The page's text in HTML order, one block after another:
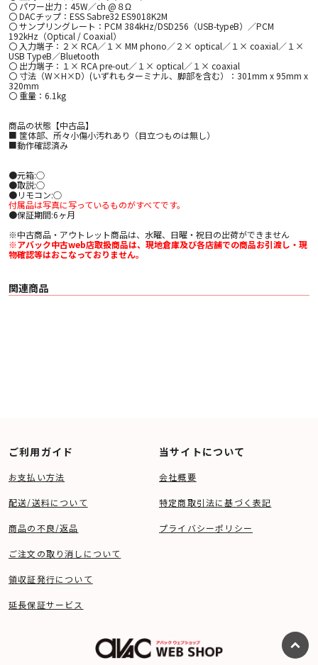
〇 パワー出力：45W／ch @８Ω
〇 DACチップ：ESS Sabre32 ES9018K2M
〇 サンプリングレート：PCM 384kHz/DSD256（USB-typeB）／PCM
192kHz（Optical / Coaxial）
〇 入力端子：２× RCA／１× MM phono／２× optical／１× coaxial／１×
USB TypeB／Bluetooth
〇 出力端子：１× RCA pre-out／１× optical／１× coaxial
〇 寸法（W×H×D）(いずれもターミナル、脚部を含む）：301mm x 95mm x
320mm
〇 重量：6.1kg
商品の状態【中古品】
■ 筐体部、所々小傷小汚れあり（目立つものは無し）
■動作確認済み
●元箱:○
●取説:○
●リモコン:○
付属品は写真に写っているものがすべてです。
●保証期間:6ヶ月
※中古商品・アウトレット商品は、水曜、日曜・祝日の出荷ができません
※アバック中古web店取扱商品は、現地倉庫及び各店舗での商品お引渡し・現
物確認等はおこなっておりません。
関連商品
ご利用ガイド
お支払い方法
配送/送料について
商品の不良/返品
ご注文の取り消しについて
領収証発行について
延長保証サービス
当サイトについて
会社概要
特定商取引法に基づく表記
プライバシーポリシー